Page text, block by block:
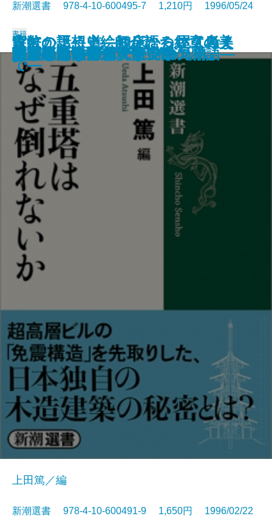
慰安婦と戦場の性
秘伝 中学入試国語読解法
家紋の話―上絵師が語る紋章の美
―
現代史の中で考える
貨幣の思想史―お金について考え
た人びと―
世界史の中から考える
漱石とその時代 第四部
いのちの文化人類学
禅がわかる本
東洋医学を知っていますか
新潮選書 978-4-10-600495-7 1,210円 1996/05/24
書籍
五重塔はなぜ倒れないか
上田篤／編
新潮選書 978-4-10-600491-9 1,650円 1996/02/22
科学者とは何か
森にかよう道―知床から屋久島ま
で―
天才の勉強術
漱石とその時代 第三部
卵が私になるまで―発生の物語―
分類という思想
謎とき『カラマーゾフの兄弟』
大人のための偉人伝
非言語コミュニケーション